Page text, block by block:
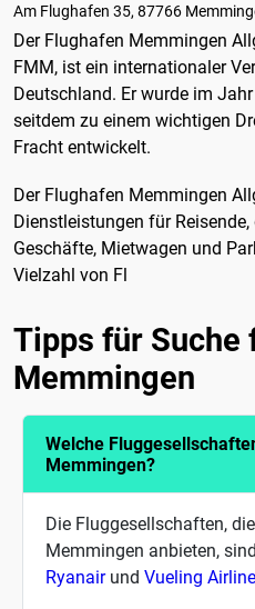
Am Flughafen 35, 87766
Der Flughafen Memmingen
FMM, ist ein internationaler
Deutschland. Er wurde im
seitdem zu einem wichtigen
Fracht entwickelt.
Der Flughafen Memmingen
Dienstleistungen für
Geschäfte, Mietwagen und
Vielzahl von Fl
Tipps für Suche
Memmingen
Welche
Memmingen?
Die Fluggesellschaften,
Memmingen anbieten,
Ryanairund Vueling